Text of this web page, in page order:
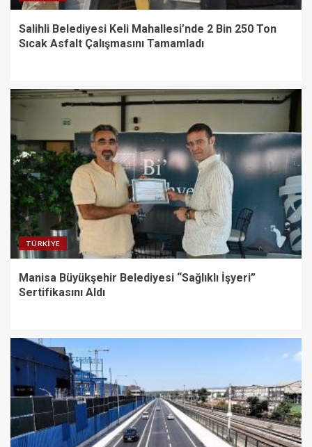
Salihli Belediyesi Keli Mahallesi’nde 2 Bin 250 Ton
Sıcak Asfalt Çalışmasını Tamamladı
TÜRKIYE
Manisa Büyükşehir Belediyesi “Sağlıklı İşyeri”
Sertifikasını Aldı